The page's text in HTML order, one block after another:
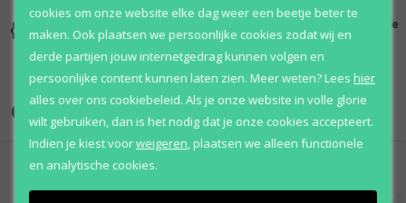
tot wel 70%
Al 12 jaar
voordelig
100% originele
parfums
Onze merken
cookies om onze website elke dag weer een beetje beter te
maken. Ook plaatsen we persoonlijke cookies zodat wij en
derde partijen jouw internetgedrag kunnen volgen en
persoonlijke content kunnen laten zien. Meer weten?Lees hier
alles over ons cookiebeleid. Als je onze website in volle glorie
wilt gebruiken, dan is het nodig dat je onze cookies accepteert.
Indien je kiest voorweigeren plaatsen we alleen functionele
en analytische cookies.